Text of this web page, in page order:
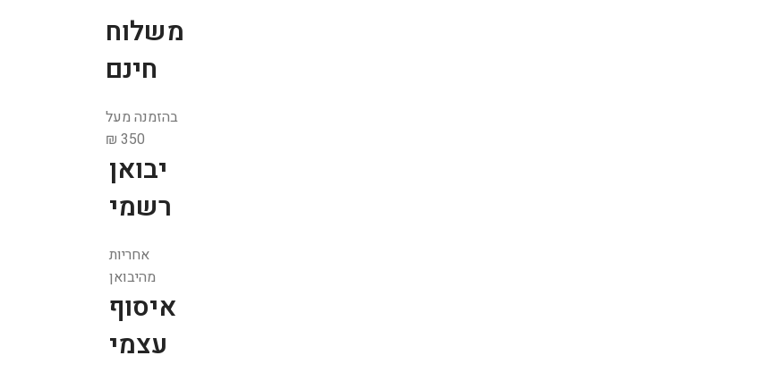
משלוח
חינם
בהזמנה מעל
350 ₪
יבואן
רשמי
אחריות
מהיבואן
איסוף
עצמי